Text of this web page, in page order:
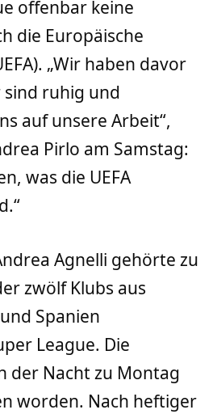
offenbar keine
die Europäische
„Wir haben davor
sind ruhig und
auf unsere Arbeit“,
Pirlo am Samstag:
was die UEFA
Agnelli gehörte zu
zwölf Klubs aus
Spanien
League. Die
der Nacht zu Montag
worden. Nach heftiger